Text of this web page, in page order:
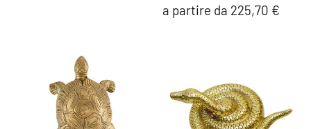
a partire da 225,70 €